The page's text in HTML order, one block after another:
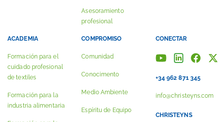
Asesoramiento
profesional
ACADEMIA
Formación para el
cuidado profesional
de textiles
Formación para la
industria alimentaria
COMPROMISO
Comunidad
Conocimento
Medio Ambiente
Espíritu de Equipo
CONECTAR
+34 962 871 345
info@christeyns.com
CHRISTEYNS